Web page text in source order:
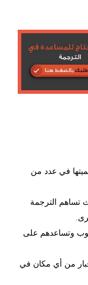
في عدد من
تساهم الترجمة
وتساعدهم على
من أي مكان في